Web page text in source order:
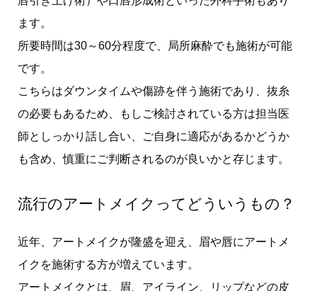
ます。
所要時間は30～60分程度で、局所麻酔でも施術が可能
です。
こちらはダウンタイムや傷跡を伴う施術であり、抜糸
の必要もあるため、もしご検討されている方は担当医
師としっかり話し合い、ご自身に適応があるかどうか
も含め、慎重にご判断されるのが良いかと存じます。
流行のアートメイクってどういうもの？
近年、アートメイクが隆盛を迎え、眉や唇にアートメ
イクを施術する方が増えています。
アートメイクとは、眉、アイライン、リップなどの皮